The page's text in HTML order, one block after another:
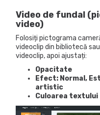
Video de fundal
video)
Folosiți pictograma
videoclip din bibliotecă
videoclip, apoi ajustați:
Opacitate
Efect: Normal,
artistic
Culoarea textului